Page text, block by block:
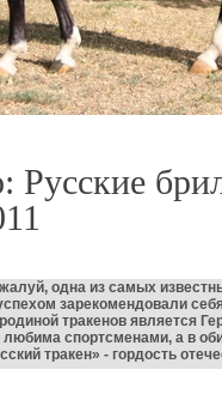
Русские
одна из самых
зарекомендовали
тракенов является
спортсменами, а в
тракен» - гордость